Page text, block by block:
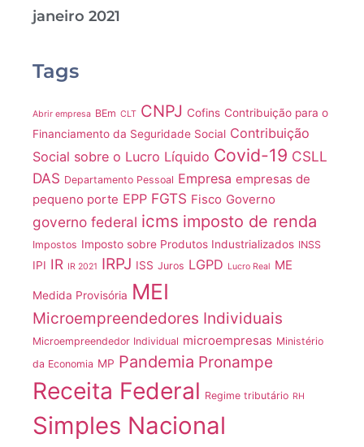
janeiro 2021
Tags
Abrir empresa BEm CLT CNPJ Cofins Contribuição para o
Financiamento da Seguridade Social Contribuição
Social sobre o Lucro Líquido Covid-19 CSLL
DAS Departamento Pessoal Empresa empresas de
pequeno porte EPP FGTS Fisco Governo
governo federal icms imposto de renda
Impostos Imposto sobre Produtos Industrializados INSS
IPI IR IR 2021 IRPJ ISS Juros LGPD Lucro Real ME
Medida Provisória MEI
Microempreendedores Individuais
Microempreendedor Individual microempresas Ministério
da Economia MP Pandemia Pronampe
Receita Federal Regime tributário RH
Simples Nacional